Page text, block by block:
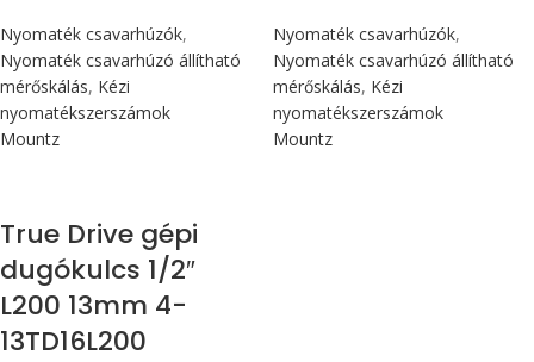
Nyomaték csavarhúzók,
Nyomaték csavarhúzó állítható
mérőskálás, Kézi
nyomatékszerszámok
Mountz
Nyomaték csavarhúzók,
Nyomaték csavarhúzó állítható
mérőskálás, Kézi
nyomatékszerszámok
Mountz
True Drive gépi
dugókulcs 1/2″
L200 13mm 4-
13TD16L200